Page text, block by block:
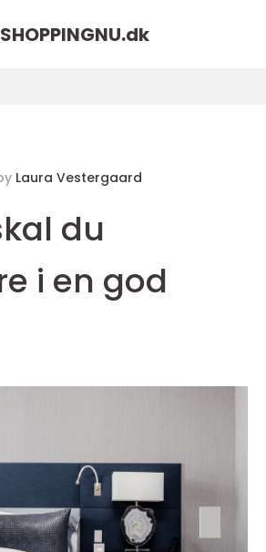
SHOPPINGNU.dk
Laura Vestergaard
du
i en god